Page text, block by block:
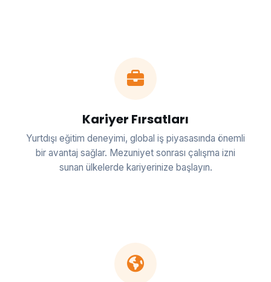
Kariyer Fırsatları
Yurtdışı eğitim deneyimi, global iş piyasasında önemli
bir avantaj sağlar. Mezuniyet sonrası çalışma izni
sunan ülkelerde kariyerinize başlayın.